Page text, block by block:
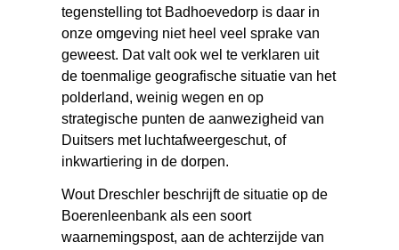
tegenstelling tot Badhoevedorp is daar in
onze omgeving niet heel veel sprake van
geweest. Dat valt ook wel te verklaren uit
de toenmalige geografische situatie van het
polderland, weinig wegen en op
strategische punten de aanwezigheid van
Duitsers met luchtafweergeschut, of
inkwartiering in de dorpen.
Wout Dreschler beschrijft de situatie op de
Boerenleenbank als een soort
waarnemingspost, aan de achterzijde van